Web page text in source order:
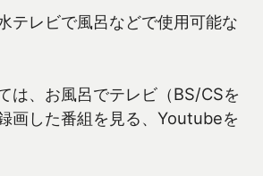
テレビで風呂などで使用可能な
は、お風呂でテレビ（BS/CSを
画した番組を見る、Youtubeを